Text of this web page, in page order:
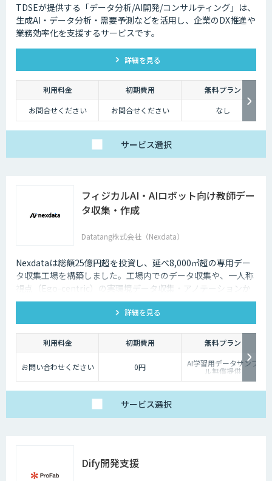
TDSEが提供する「データ分析/AI開発/コンサルティング」は、
生成AI・データ分析・需要予測などを活用し、企業のDX推進や
業務効率化を支援するサービスです。
詳細を見る
利用料金 初期費用
無料プラン
お問合せください
お問合せください なし
サービス選択
フィジカルAI・AIロボット向け教師デー
タ収集・作成
Datatang株式会社（Nexdata）
Nexdataは総額25億円超を投資し、延べ8,000㎡超の専用デー
タ収集工場を構築しました。工場内でのデータ収集や、一人称
視点（Ego-centric）の実環境データ収集・アノテーションか
ら、環境認識・意思決定・動作制御に対応した既製データセッ
トまで、フィジカルAI開発を加速させる包括的なデータソリュ
ーションを提供いたします。
詳細を見る
利用料金 初期費用 無料プラン
お問い合わせください 0円 AI学習用データサンプ
ル無償提供
サービス選択
Dify開発支援